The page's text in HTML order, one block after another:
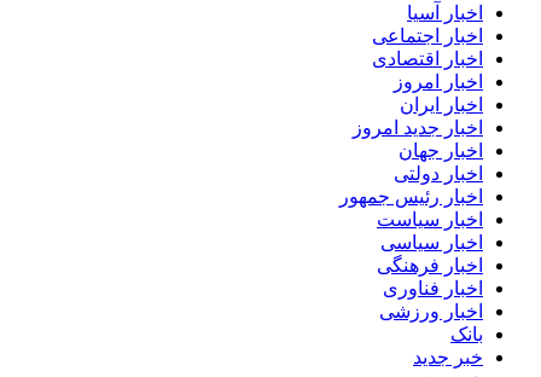
اخبار آسیا
اخبار اجتماعی
اخبار اقتصادی
اخبار امروز
اخبار ایران
اخبار جدید امروز
اخبار جهان
اخبار دولتی
اخبار رئیس جمهور
اخبار سیاست
اخبار سیاسی
اخبار فرهنگی
اخبار فناوری
اخبار ورزشی
بانک
خبر جدید